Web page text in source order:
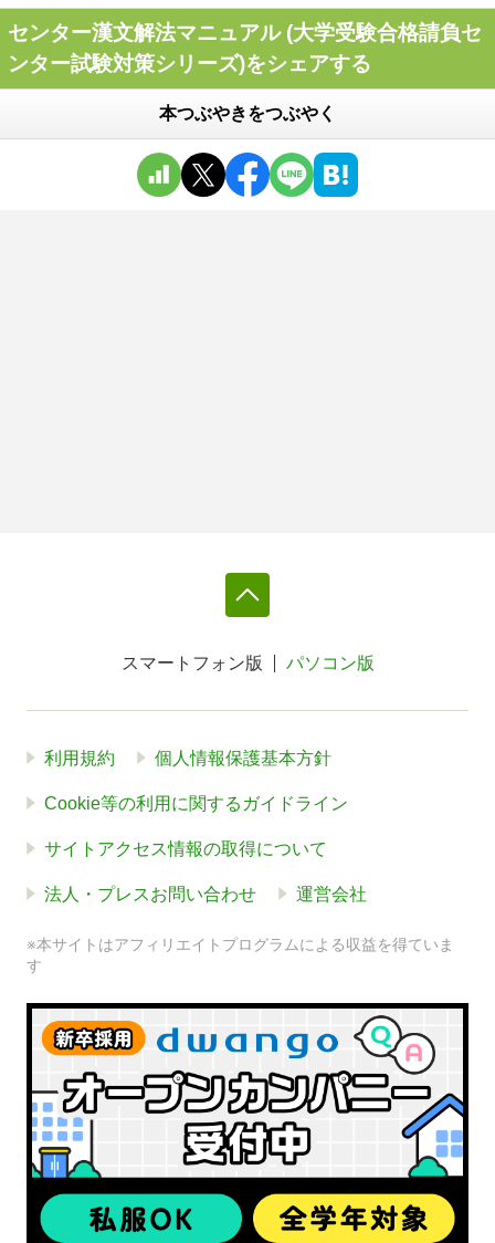
センター漢文解法マニュアル (大学受験合格請負セ
ンター試験対策シリーズ)をシェアする
本つぶやきをつぶやく
スマートフォン版 パソコン版
利用規約 個人情報保護基本方針
Cookie等の利用に関するガイドライン
サイトアクセス情報の取得について
法人・プレスお問い合わせ 運営会社
※本サイトはアフィリエイトプログラムによる収益を得ていま
す